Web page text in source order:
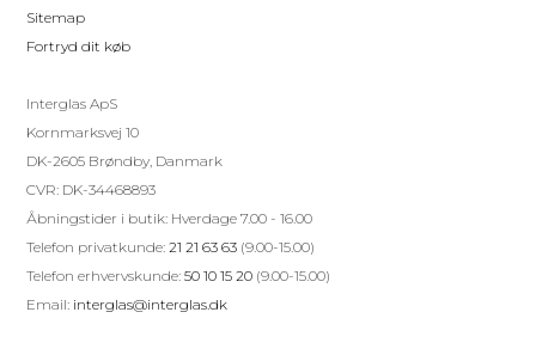
Sitemap
Fortryd dit køb
Interglas ApS
Kornmarksvej 10
DK-2605 Brøndby, Danmark
CVR: DK-34468893
Åbningstider i butik: Hverdage 7.00 - 16.00
Telefon privatkunde:21 21 63 63 (9.00-15.00)
Telefon erhvervskunde:50 10 15 20 (9.00-15.00)
Email: interglas@interglas.dk